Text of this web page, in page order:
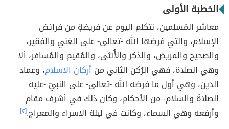
الخطبة الأولى
معاشر المُسلمين، نتكلم اليوم عن فريضةٍ من فرائض
الإسلام، والتي فرضها الله -تعالى- على الغني والفقير،
والصحيح والمريض، والذكر والأُنثى، والمُقيم والمُسافر، ألا
وهي الصلاة، فهي الرُكن الثاني من أركان الإسلام، وعماد
الدين، وهي أول ما فرضه الله -تعالى- على النبيّ -عليه
الصلاةُ والسلام- من الأحكام، وكان ذلك في أشرف مقام
وأرفعه وهي السماء، وكانت في ليلة الإسراء والمعراج.[٣]